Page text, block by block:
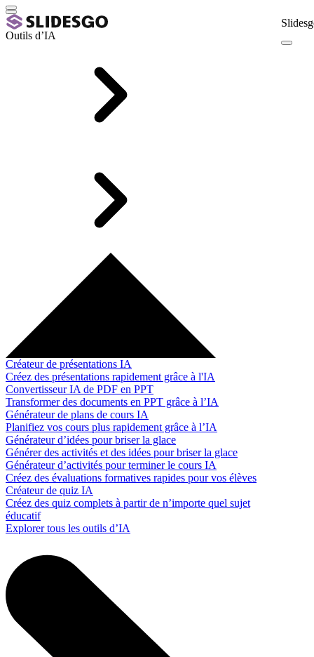
Outils d’IA
Créateur de présentations IA
Créez des présentations rapidement grâce à l'IA
Convertisseur IA de PDF en PPT
Transformer des documents en PPT grâce à l’IA
Générateur de plans de cours IA
Planifiez vos cours plus rapidement grâce à l’IA
Générateur d’idées pour briser la glace
Générer des activités et des idées pour briser la glace
Générateur d’activités pour terminer le cours IA
Créez des évaluations formatives rapides pour vos élèves
Créateur de quiz IA
Créez des quiz complets à partir de n’importe quel sujet
éducatif
Explorer tous les outils d’IA